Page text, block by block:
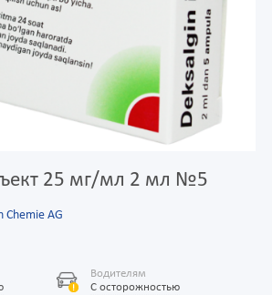
25 мг/мл 2 мл №5
Chemie AG
Водителям
С осторожностью